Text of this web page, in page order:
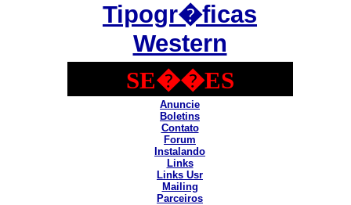
Tipogr�ficas
Western
SE��ES
Anuncie
Boletins
Contato
Forum
Instalando
Links
Links Usr
Mailing
Parceiros